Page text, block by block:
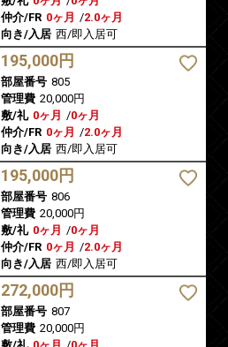
仲介/FR 0ヶ月 /2.0ヶ月
向き/入居 西/即入居可
195,000円
部屋番号 805
管理費 20,000円
敷/礼 0ヶ月 /0ヶ月
仲介/FR 0ヶ月 /2.0ヶ月
向き/入居 西/即入居可
195,000円
部屋番号 806
管理費 20,000円
敷/礼 0ヶ月 /0ヶ月
仲介/FR 0ヶ月 /2.0ヶ月
向き/入居 西/即入居可
272,000円
部屋番号 807
管理費 20,000円